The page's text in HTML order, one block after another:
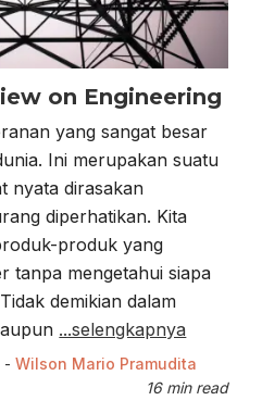
on Engineering
yang sangat besar
Ini merupakan suatu
nyata dirasakan
diperhatikan. Kita
produk yang
tanpa mengetahui siapa
demikian dalam
...selengkapnya
-Wilson Mario Pramudita
16 min read